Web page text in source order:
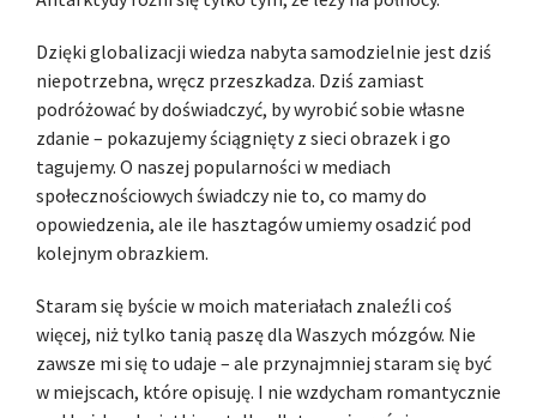
Dzięki globalizacji wiedza nabyta samodzielnie jest dziś
niepotrzebna, wręcz przeszkadza. Dziś zamiast
podróżować by doświadczyć, by wyrobić sobie własne
zdanie – pokazujemy ściągnięty z sieci obrazek i go
tagujemy. O naszej popularności w mediach
społecznościowych świadczy nie to, co mamy do
opowiedzenia, ale ile hasztagów umiemy osadzić pod
kolejnym obrazkiem.
Staram się byście w moich materiałach znaleźli coś
więcej, niż tylko tanią paszę dla Waszych mózgów. Nie
zawsze mi się to udaje – ale przynajmniej staram się być
w miejscach, które opisuję. I nie wzdycham romantycznie